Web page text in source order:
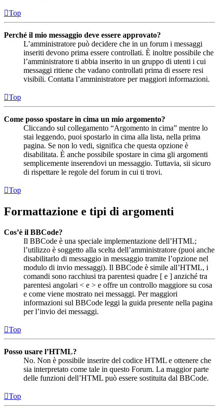
Top
Perché il mio messaggio deve essere approvato?
L’amministratore può decidere che in un forum i messaggi
inseriti devono prima essere controllati. È inoltre possibile che
l’amministratore ti abbia inserito in un gruppo di utenti i cui
messaggi ritiene che vadano controllati prima di essere resi
visibili. Contatta l’amministratore per maggiori informazioni.
Top
Come posso spostare in cima un mio argomento?
Cliccando sul collegamento “Argomento in cima” mentre lo
stai leggendo, puoi spostarlo in cima alla lista, nella prima
pagina. Se non lo vedi, significa che questa opzione è
disabilitata. È anche possibile spostare in cima gli argomenti
semplicemente inserendovi un messaggio. Tuttavia, sii sicuro
di rispettare le regole del forum in cui ti trovi.
Top
Formattazione e tipi di argomenti
Cos’è il BBCode?
Il BBCode è una speciale implementazione dell’HTML;
l’utilizzo è soggetto alla scelta dell’amministratore (puoi anche
disabilitarlo di messaggio in messaggio tramite l’opzione nel
modulo di invio messaggi). Il BBCode è simile all’HTML, i
comandi sono racchiusi tra parentesi quadre [ e ] anziché tra
parentesi angolari < e > e offre un controllo maggiore su cosa
e come viene mostrato nei messaggi. Per maggiori
informazioni sul BBCode leggi la guida presente nella pagina
per l’invio dei messaggi.
Top
Posso usare l’HTML?
No. Non è possibile inserire del codice HTML e ottenere che
sia interpretato come tale in questo Forum. La maggior parte
delle funzioni dell’HTML può essere sostituita dal BBCode.
Top